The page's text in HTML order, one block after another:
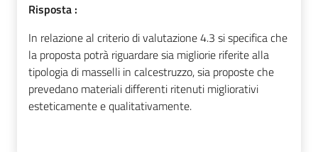
Risposta :
In relazione al criterio di valutazione 4.3 si specifica che
la proposta potrà riguardare sia migliorie riferite alla
tipologia di masselli in calcestruzzo, sia proposte che
prevedano materiali differenti ritenuti migliorativi
esteticamente e qualitativamente.